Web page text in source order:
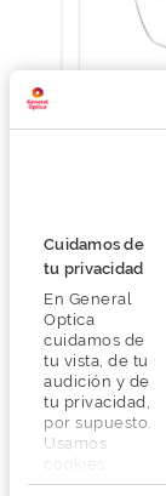
Cuidamos de
tu privacidad
En General
Optica
cuidamos de
tu vista, de tu
audición y de
tu privacidad,
por supuesto.
Usamos
propias y de
Detalhes